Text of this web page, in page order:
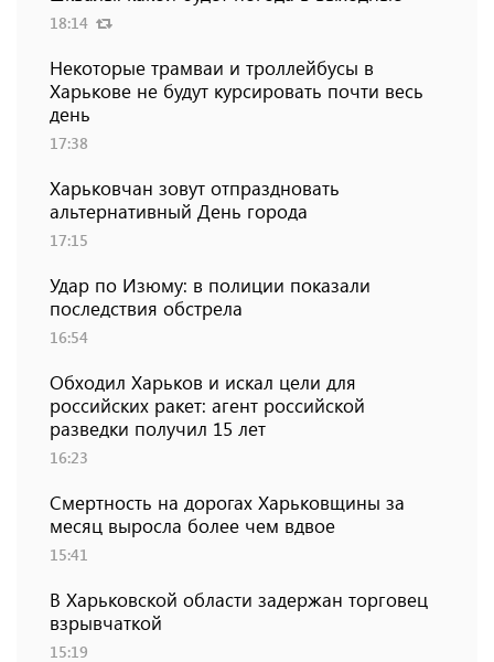
18:14
Некоторые трамваи и троллейбусы в
Харькове не будут курсировать почти весь
день
17:38
Харьковчан зовут отпраздновать
альтернативный День города
17:15
Удар по Изюму: в полиции показали
последствия обстрела
16:54
Обходил Харьков и искал цели для
российских ракет: агент российской
разведки получил 15 лет
16:23
Смертность на дорогах Харьковщины за
месяц выросла более чем вдвое
15:41
В Харьковской области задержан торговец
взрывчаткой
15:19